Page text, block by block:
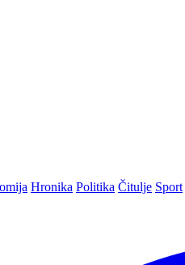
Hronika Politika Čitulje Sport